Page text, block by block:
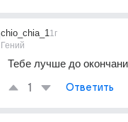
chio_chia_1
Гений
1г
Тебе лучше до
1 Ответить